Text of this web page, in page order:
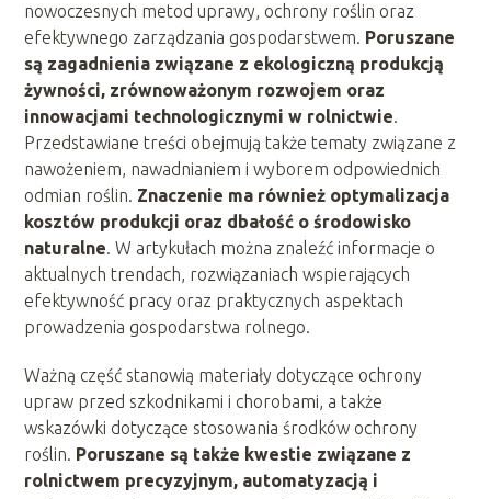
nowoczesnych metod uprawy, ochrony roślin oraz
efektywnego zarządzania gospodarstwem. Poruszane
są zagadnienia związane z ekologiczną produkcją
żywności, zrównoważonym rozwojem oraz
innowacjami technologicznymi w rolnictwie.
Przedstawiane treści obejmują także tematy związane z
nawożeniem, nawadnianiem i wyborem odpowiednich
odmian roślin. Znaczenie ma również optymalizacja
kosztów produkcji oraz dbałość o środowisko
naturalne. W artykułach można znaleźć informacje o
aktualnych trendach, rozwiązaniach wspierających
efektywność pracy oraz praktycznych aspektach
prowadzenia gospodarstwa rolnego.
Ważną część stanowią materiały dotyczące ochrony
upraw przed szkodnikami i chorobami, a także
wskazówki dotyczące stosowania środków ochrony
roślin. Poruszane są także kwestie związane z
rolnictwem precyzyjnym, automatyzacją i